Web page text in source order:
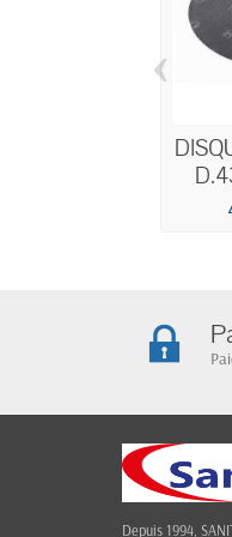
‹
Depuis 1994,